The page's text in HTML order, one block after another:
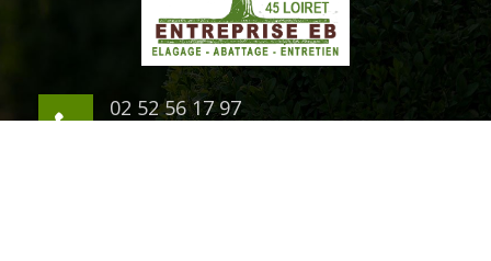
02 52 56 17 97